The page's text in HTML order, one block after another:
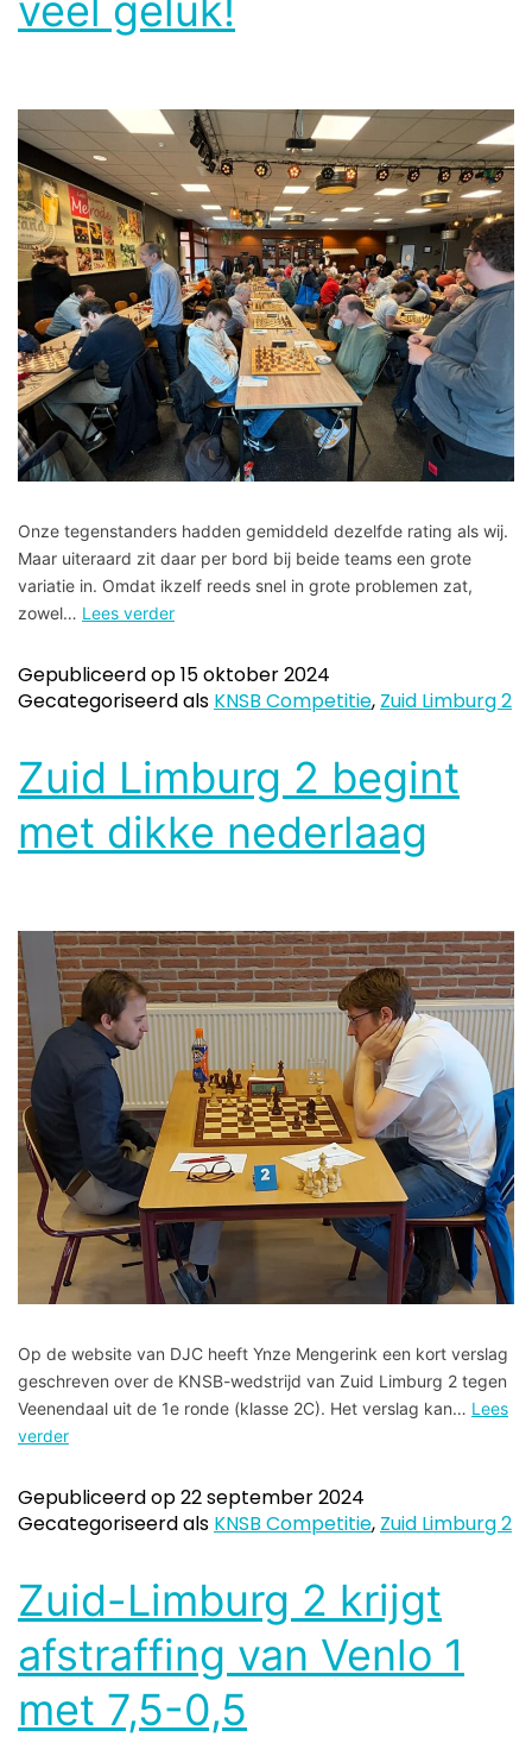
Onze tegenstanders hadden gemiddeld dezelfde rating als wij.
Maar uiteraard zit daar per bord bij beide teams een grote
variatie in. Omdat ikzelf reeds snel in grote problemen zat,
zowel… Lees verder
Gepubliceerd op15 oktober 2024
Gecategoriseerd als KNSB Competitie, Zuid Limburg 2
Zuid Limburg 2 begint
met dikke nederlaag
Op de website van DJC heeft Ynze Mengerink een kort verslag
geschreven over de KNSB-wedstrijd van Zuid Limburg 2 tegen
Veenendaal uit de 1e ronde (klasse 2C). Het verslag kan… Lees
verder
Gepubliceerd op22 september 2024
Gecategoriseerd als KNSB Competitie, Zuid Limburg 2
Zuid-Limburg 2 krijgt
afstraffing van Venlo 1
met 7,5-0,5